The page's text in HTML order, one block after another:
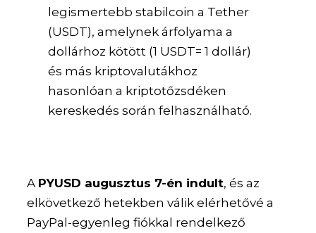
legismertebb stabilcoin a Tether
(USDT), amelynek árfolyama a
dollárhoz kötött (1 USDT= 1 dollár)
és más kriptovalutákhoz
hasonlóan a kriptotőzsdéken
kereskedés során felhasználható.
A PYUSD augusztus 7-én indult, és az
elkövetkező hetekben válik elérhetővé a
PayPal-egyenleg fiókkal rendelkező